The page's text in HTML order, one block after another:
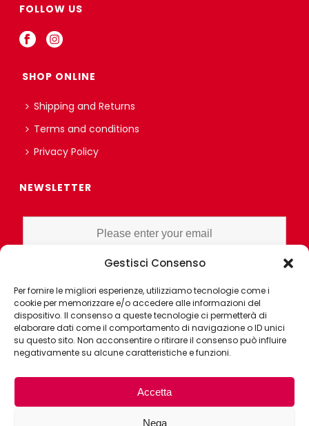
Gestisci Consenso
Per fornire le migliori esperienze, utilizziamo tecnologie come i
cookie per memorizzare e/o accedere alle informazioni del
dispositivo. Il consenso a queste tecnologie ci permetterà di
elaborare dati come il comportamento di navigazione o ID unici
su questo sito. Non acconsentire o ritirare il consenso può influire
negativamente su alcune caratteristiche e funzioni.
Accetta
Nega
FOLLOW US
SHOP ONLINE
Shipping and Returns
Terms and conditions
Privacy Policy
NEWSLETTER
THE REGULATION AND GRANT CONSENT FOR PROFILING OR
MARKET RESEARCH PURPOSES ALSO WITH THE AID OF
ELECTRONIC INSTRUMENTS, AIMED AT ANALYZING HABITS OR
CONSUMER CHOICES OF THE INTERESTED PARTY